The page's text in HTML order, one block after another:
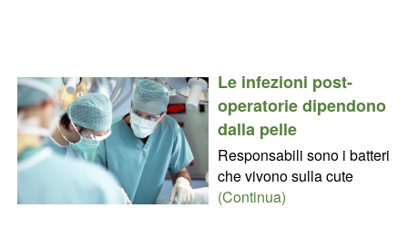
Le infezioni post-
operatorie dipendono
dalla pelle
Responsabili sono i batteri
che vivono sulla cute
(Continua)